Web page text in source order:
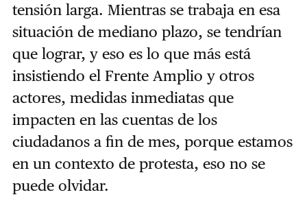
tensión larga. Mientras se trabaja en esa
situación de mediano plazo, se tendrían
que lograr, y eso es lo que más está
insistiendo el Frente Amplio y otros
actores, medidas inmediatas que
impacten en las cuentas de los
ciudadanos a fin de mes, porque estamos
en un contexto de protesta, eso no se
puede olvidar.